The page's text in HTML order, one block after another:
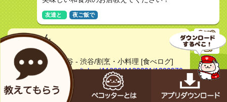
友達と 夜ご飯で
あーちゃん
非公開女性
小割烹 おはし 渋谷 - 渋谷/割烹・小料理 [食べログ]
https://s.tabelog.com/tokyo/A1303/A130301/1300970
6/top_amp/
こちらいかがですか？